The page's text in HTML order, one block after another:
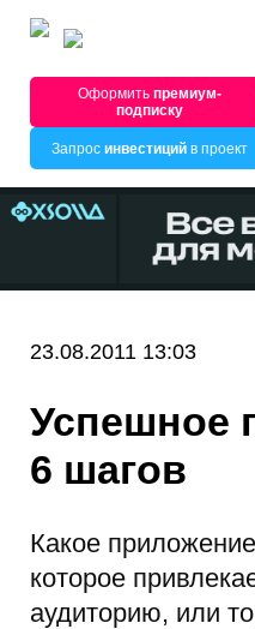
Оформитьпремиум-
подписку
Запрос инвестицийв проект
23.08.2011 13:03
Успешное
6 шагов
Какое
которое
аудиторию, или